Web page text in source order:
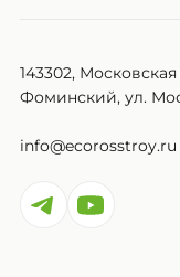
143302,
Фоминский, ул.
info@ecorosstroy.ru